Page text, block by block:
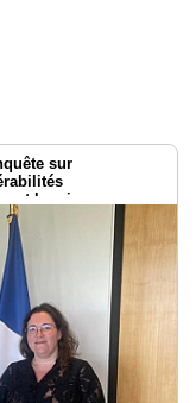
sur
et les risques pour